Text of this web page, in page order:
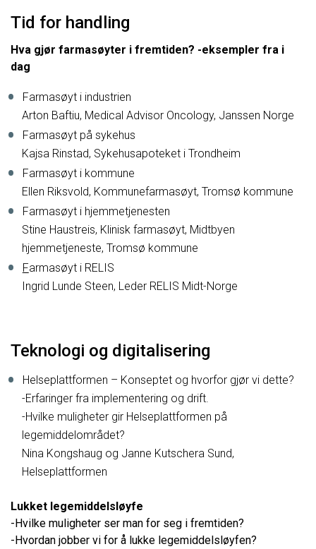
Tid for handling
Hva gjør farmasøyter i fremtiden? -eksempler fra i
dag
Farmasøyt i industrien
Arton Baftiu, Medical Advisor Oncology, Janssen Norge
Farmasøyt på sykehus
Kajsa Rinstad, Sykehusapoteket i Trondheim
Farmasøyt i kommune
Ellen Riksvold, Kommunefarmasøyt, Tromsø kommune
Farmasøyt i hjemmetjenesten
Stine Haustreis, Klinisk farmasøyt, Midtbyen
hjemmetjeneste, Tromsø kommune
Farmasøyt i RELIS
Ingrid Lunde Steen, Leder RELIS Midt-Norge
Teknologi og digitalisering
Helseplattformen – Konseptet og hvorfor gjør vi dette?
-Erfaringer fra implementering og drift.
-Hvilke muligheter gir Helseplattformen på
legemiddelområdet?
Nina Kongshaug og Janne Kutschera Sund,
Helseplattformen
Lukket legemiddelsløyfe
-Hvilke muligheter ser man for seg i fremtiden?
-Hvordan jobber vi for å lukke legemiddelsløyfen?